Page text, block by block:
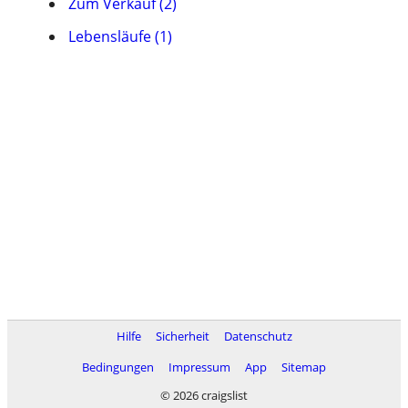
Lebensläufe (1)
Hilfe Sicherheit
Datenschutz
Bedingungen
Impressum App
Sitemap
© 2026 craigslist